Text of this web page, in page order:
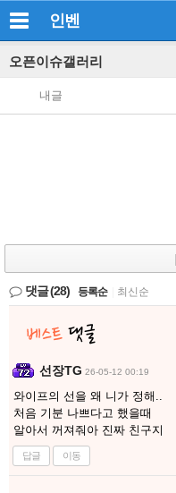
인벤
오픈이슈갤러리
내글
댓글(28) 등록순 최신순
선장TG 26-05-12 00:19
와이프의 선을 왜 니가 정해..
처음 기분 나쁘다고 했을때
알아서 꺼져줘아 진짜 친구지
답글 이동